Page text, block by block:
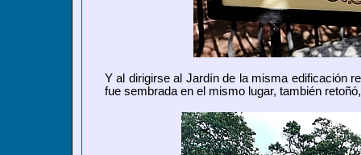
Y al dirigirse al Jardín de la misma edificación
fue sembrada en el mismo lugar, también